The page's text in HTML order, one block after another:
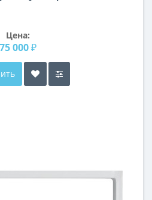
Цена:
75 000 ₽